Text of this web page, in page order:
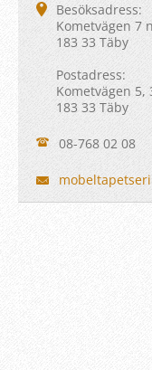
Besöksadress:
Kometvägen 7
183 33 Täby
Postadress:
Kometvägen 5,
183 33 Täby
08-768 02 08
mobeltap